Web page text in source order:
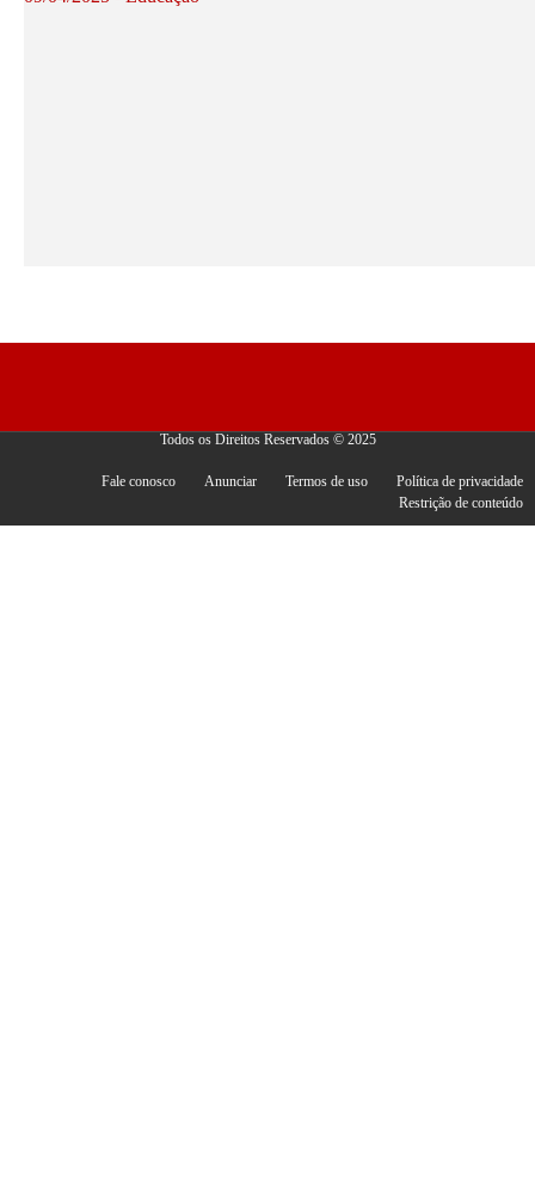
Todos os Direitos Reservados © 2025
Fale conosco Anunciar Termos de uso
Política de privacidade
Restrição de conteúdo